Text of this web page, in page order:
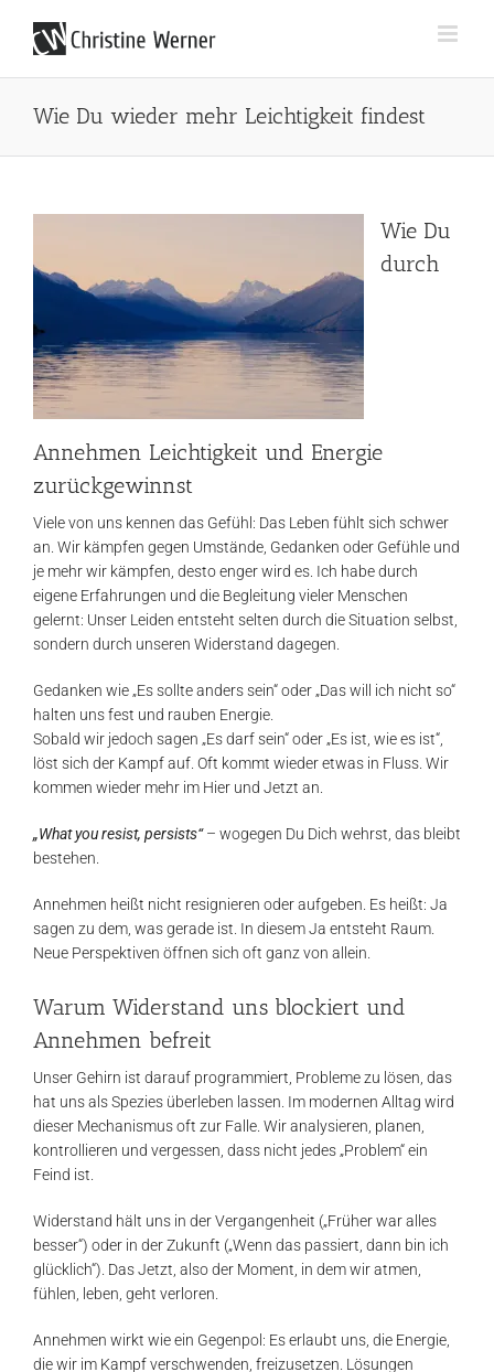
Inhalt
springen
Wie Du wieder mehr Leichtigkeit findest
Wie Du
durch
Annehmen Leichtigkeit und Energie
zurückgewinnst
Viele von uns kennen das Gefühl: Das Leben fühlt sich schwer
an. Wir kämpfen gegen Umstände, Gedanken oder Gefühle und
je mehr wir kämpfen, desto enger wird es. Ich habe durch
eigene Erfahrungen und die Begleitung vieler Menschen
gelernt: Unser Leiden entsteht selten durch die Situation selbst,
sondern durch unseren Widerstand dagegen.
Gedanken wie „Es sollte anders sein“ oder „Das will ich nicht so“
halten uns fest und rauben Energie.
Sobald wir jedoch sagen „Es darf sein“ oder „Es ist, wie es ist“,
löst sich der Kampf auf. Oft kommt wieder etwas in Fluss. Wir
kommen wieder mehr im Hier und Jetzt an.
„What you resist, persists“– wogegen Du Dich wehrst, das bleibt
bestehen.
Annehmen heißt nicht resignieren oder aufgeben. Es heißt: Ja
sagen zu dem, was gerade ist. In diesem Ja entsteht Raum.
Neue Perspektiven öffnen sich oft ganz von allein.
Warum Widerstand uns blockiert und
Annehmen befreit
Unser Gehirn ist darauf programmiert, Probleme zu lösen, das
hat uns als Spezies überleben lassen. Im modernen Alltag wird
dieser Mechanismus oft zur Falle. Wir analysieren, planen,
kontrollieren und vergessen, dass nicht jedes „Problem“ ein
Feind ist.
Widerstand hält uns in der Vergangenheit („Früher war alles
besser“) oder in der Zukunft („Wenn das passiert, dann bin ich
glücklich“). Das Jetzt, also der Moment, in dem wir atmen,
fühlen, leben, geht verloren.
Annehmen wirkt wie ein Gegenpol: Es erlaubt uns, die Energie,
die wir im Kampf verschwenden, freizusetzen. Lösungen